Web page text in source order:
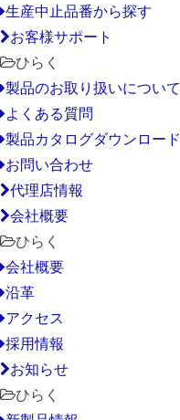
生産中止品番から探す
お客様サポート
ひらく
製品のお取り扱いについて
よくある質問
製品カタログダウンロード
お問い合わせ
代理店情報
会社概要
ひらく
会社概要
沿革
アクセス
採用情報
お知らせ
ひらく